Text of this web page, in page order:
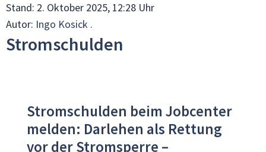
Stand: 2. Oktober 2025, 12:28 Uhr
Autor: Ingo Kosick .
Stromschulden
Stromschulden beim Jobcenter
melden: Darlehen als Rettung
vor der Stromsperre –